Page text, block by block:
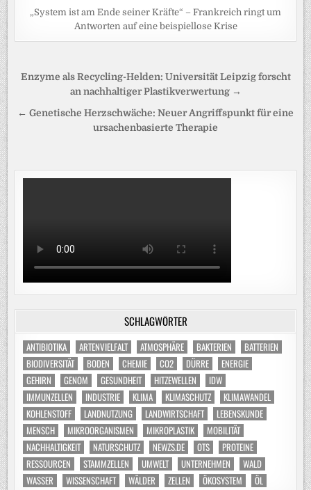
„System ist am Ende seiner Kräfte“ – Frankreich ringt um
Antworten auf eine beispiellose Krise
Beitragsnavigation
Enzyme als Recycling-Helden: Universität Leipzig forscht
an nachhaltiger Plastikverwertung →
← Genetische Herzschwäche: Neuer Angriffspunkt für eine
ursachenbasierte Therapie
SCHLAGWÖRTER
ANTIBIOTIKA ARTENVIELFALT ATMOSPHÄRE BAKTERIEN
BATTERIEN
BIODIVERSITÄT
BODEN CHEMIE CO2 DÜRRE
ENERGIE
GEHIRN
GENOM GESUNDHEIT HITZEWELLEN
IDW
IMMUNZELLEN
INDUSTRIE KLIMA KLIMASCHUTZ
KLIMAWANDEL
KOHLENSTOFF
LANDNUTZUNG LANDWIRTSCHAFT
LEBENSKUNDE
MENSCH
MIKROORGANISMEN MIKROPLASTIK
MOBILITÄT
NACHHALTIGKEIT
NATURSCHUTZ NEWZS.DE OTS
PROTEINE
RESSOURCEN
STAMMZELLEN UMWELT UNTERNEHMEN
WALD
WASSER
WISSENSCHAFT WÄLDER ZELLEN ÖKOSYSTEM ÖL